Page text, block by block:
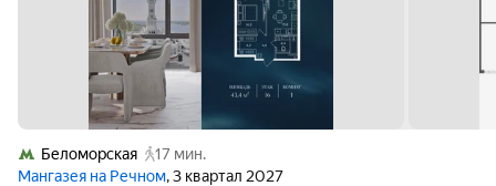
Беломорская
17 мин.
Мангазея на Речном, 3 квартал 2027